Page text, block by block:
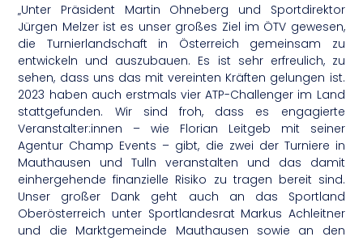
„Unter Präsident Martin Ohneberg und Sportdirektor
Jürgen Melzer ist es unser großes Ziel im ÖTV gewesen,
die Turnierlandschaft in Österreich gemeinsam zu
entwickeln und auszubauen. Es ist sehr erfreulich, zu
sehen, dass uns das mit vereinten Kräften gelungen ist.
2023 haben auch erstmals vier ATP-Challenger im Land
stattgefunden. Wir sind froh, dass es engagierte
Veranstalter:innen – wie Florian Leitgeb mit seiner
Agentur Champ Events – gibt, die zwei der Turniere in
Mauthausen und Tulln veranstalten und das damit
einhergehende finanzielle Risiko zu tragen bereit sind.
Unser großer Dank geht auch an das Sportland
Oberösterreich unter Sportlandesrat Markus Achleitner
und die Marktgemeinde Mauthausen sowie an den